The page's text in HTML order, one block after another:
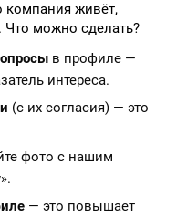
компания живёт,
Что можно сделать?
в профиле —
интереса.
(с их согласия) — это
фото с нашим
— это повышает